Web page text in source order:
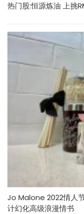
热门股:恒源炼油 上挑
Jo Malone 2022情人
计幻化高级浪漫情书